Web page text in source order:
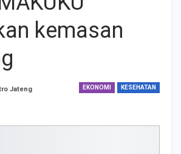
kemasan
EKONOMI KESEHATAN
Jateng